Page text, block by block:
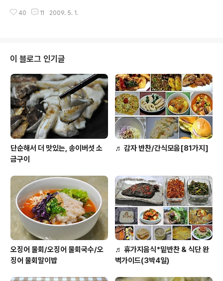
에게 엄마와 상관없이 니가 가고 싶은곳으로 가라~ 하고는
른 신고하자!하고는 맛짱은 가방속에 카메라를 꺼내어 들
소리가 났다. 가까이 다가 갈수룩 하얀 연기가 시커면 연기
로.. 곧이어 시뻘건 불길이 높이 치쏟는다. 이글거리면 타는
불길은 정말 무서워 보였다. 요즘처럼 건조한 날씨에 자칫
잘못하면 인근 나무에 불길이 번지지는 않을까 걱정하였는
데 재빨리 도착하는 119에 안도의 한숨이~ 트럭의 실린 짐
은 **금속 의자..
40 11 2009. 5. 1.
이 블로그 인기글
단순해서 더 맛있는, 송이버섯 소
금구이
♬ 감자 반찬/간식모음[81가지]
오징어 물회/오징어 물회국수/오
징어 물회말이밥
♬ 휴가지음식*밑반찬 & 식단 완
벽가이드(3박4일)